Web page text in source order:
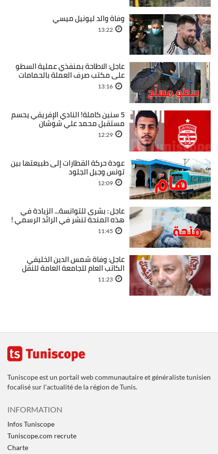
وفاة والد ليونيل ميسي
13:22
عاجل: الاطاحة بمنفذي عملية السطو
على مكتب صرف العملة بالحمامات
13:16
5 سنين كاملة! النادي الإفريقي يحسم
مستقبل محمد علي شوشان
12:29
عودة حركة القطارات إلى طبيعتها بين
تونس وجبل الجلود
12:09
عاجل : بشرى للتوانسة... الزيادة في
هذه المنحة تنشر في الرائد الرسمي !
11:45
عاجل: وفاة شمس الدين الخليفي
الكاتب العام للجامعة العامة للنقل
11:23
Tuniscope est un portail web communautaire et généraliste tunisien
focalisé sur l'actualité de la région de Tunis.
INFORMATION
Infos Tuniscope
Tuniscope.com recrute
Charte